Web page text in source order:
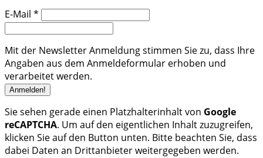
E-Mail *
Mit der Newsletter Anmeldung stimmen Sie zu, dass Ihre
Angaben aus dem Anmeldeformular erhoben und
verarbeitet werden.
Sie sehen gerade einen Platzhalterinhalt von Google
reCAPTCHA. Um auf den eigentlichen Inhalt zuzugreifen,
klicken Sie auf den Button unten. Bitte beachten Sie, dass
dabei Daten an Drittanbieter weitergegeben werden.